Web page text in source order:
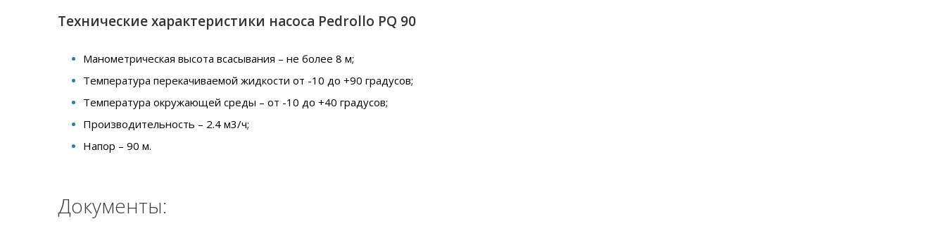
Технические характеристики насоса Pedrollo PQ 90
Манометрическая высота всасывания – не более 8 м;
Температура перекачиваемой жидкости от -10 до +90 градусов;
Температура окружающей среды – от -10 до +40 градусов;
Производительность – 2.4 м3/ч;
Напор – 90 м.
Документы: